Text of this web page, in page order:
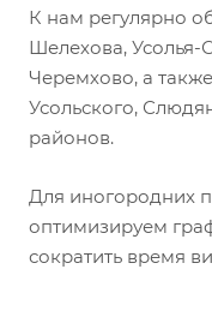
К нам регулярно
Шелехова,
Черемхово, а
Усольского,
районов.
Для иногородних
оптимизируем
сократить время